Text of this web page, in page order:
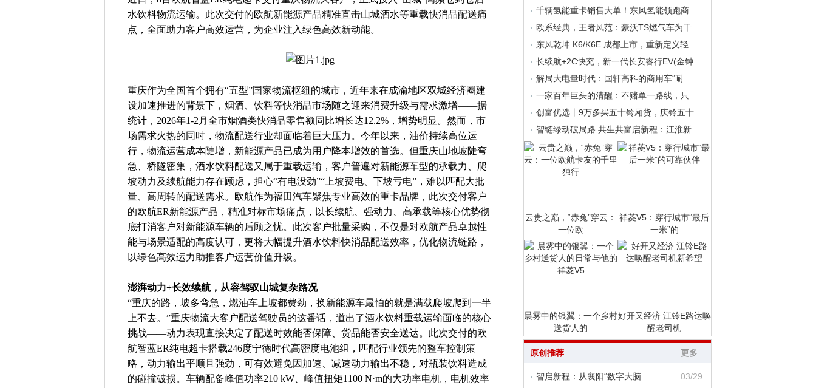
水饮料物流运输。此次交付的欧航新能源产品精准直击山城酒水等重载快消品配送痛
点，全面助力客户高效运营，为企业注入绿色高效新动能。
重庆作为全国首个拥有“五型”国家物流枢纽的城市，近年来在成渝地区双城经济圈建
设加速推进的背景下，烟酒、饮料等快消品市场随之迎来消费升级与需求激增——据
统计，2026年1-2月全市烟酒类快消品零售额同比增长达12.2%，增势明显。然而，市
场需求火热的同时，物流配送行业却面临着巨大压力。今年以来，油价持续高位运
行，物流运营成本陡增，新能源产品已成为用户降本增效的首选。但重庆山地坡陡弯
急、桥隧密集，酒水饮料配送又属于重载运输，客户普遍对新能源车型的承载力、爬
坡动力及续航能力存在顾虑，担心“有电没劲”“上坡费电、下坡亏电”，难以匹配大批
量、高周转的配送需求。欧航作为福田汽车聚焦专业高效的重卡品牌，此次交付客户
的欧航ER新能源产品，精准对标市场痛点，以长续航、强动力、高承载等核心优势彻
底打消客户对新能源车辆的后顾之忧。此次客户批量采购，不仅是对欧航产品卓越性
能与场景适配的高度认可，更将大幅提升酒水饮料快消品配送效率，优化物流链路，
以绿色高效运力助推客户运营价值升级。
澎湃动力+长效续航，从容驾驭山城复杂路况
“重庆的路，坡多弯急，燃油车上坡都费劲，换新能源车最怕的就是满载爬坡爬到一半
上不去。”重庆物流大客户配送驾驶员的这番话，道出了酒水饮料重载运输面临的核心
挑战——动力表现直接决定了配送时效能否保障、货品能否安全送达。此次交付的欧
航智蓝ER纯电超卡搭载246度宁德时代高密度电池组，匹配行业领先的整车控制策
略，动力输出平顺且强劲，可有效避免因加速、减速动力输出不稳，对瓶装饮料造成
的碰撞破损。车辆配备峰值功率210 kW、峰值扭矩1100 N·m的大功率电机，电机效率
千辆氢能重卡销售大单！东风氢能领跑商
欧系经典，王者风范：豪沃TS燃气车为干
东风乾坤 K6/K6E 成都上市，重新定义轻
长续航+2C快充，新一代长安睿行EV(金钟
解局大电量时代：国轩高科的商用车“耐
一家百年巨头的清醒：不赌单一路线，只
创富优选丨9万多买五十铃厢货，庆铃五十
智链绿动破局路 共生共富启新程：江淮新
云贵之巅，“赤兔”穿云：
一位欧
祥菱V5：穿行城市“最后
一米”的
晨雾中的银翼：一个乡村
送货人的
好开又经济 江铃E路达唤
醒老司机
原创推荐 更多
智启新程：从襄阳“数字大脑
03/29